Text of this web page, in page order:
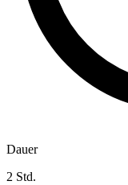
Dauer
2 Std.